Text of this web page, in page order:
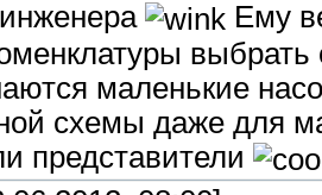
Ему
выбрать
маленькие
схемы даже для
представители